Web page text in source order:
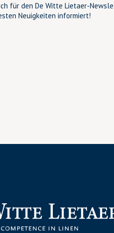
für den De Witte Lietaer-
Neuigkeiten informiert!